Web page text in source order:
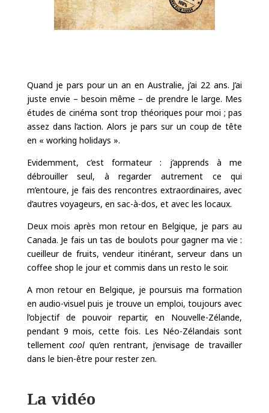
Quand je pars pour un an en Australie, j’ai 22 ans. J’ai
juste envie – besoin même – de prendre le large. Mes
études de cinéma sont trop théoriques pour moi ; pas
assez dans l’action. Alors je pars sur un coup de tête
en « working holidays ».
Evidemment, c’est formateur : j’apprends à me
débrouiller seul, à regarder autrement ce qui
m’entoure, je fais des rencontres extraordinaires, avec
d’autres voyageurs, en sac-à-dos, et avec les locaux.
Deux mois après mon retour en Belgique, je pars au
Canada. Je fais un tas de boulots pour gagner ma vie :
cueilleur de fruits, vendeur itinérant, serveur dans un
coffee shop le jour et commis dans un resto le soir.
A mon retour en Belgique, je poursuis ma formation
en audio-visuel puis je trouve un emploi, toujours avec
l’objectif de pouvoir repartir, en Nouvelle-Zélande,
pendant 9 mois, cette fois. Les Néo-Zélandais sont
tellementcool qu’en rentrant, j’envisage de travailler
dans le bien-être pour rester zen.
La vidéo